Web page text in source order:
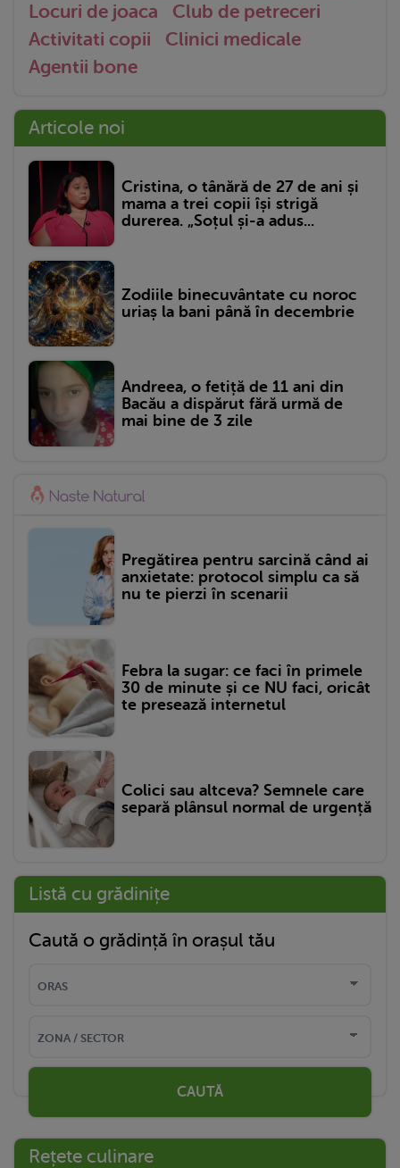
Locuri de joaca
Club de petreceri
Activitati copii
Clinici medicale
Agentii bone
Articole noi
Cristina, o tânără de 27 de ani și
mama a trei copii își strigă
durerea. „Soțul și-a adus...
Zodiile binecuvântate cu noroc
uriaș la bani până în decembrie
Andreea, o fetiță de 11 ani din
Bacău a dispărut fără urmă de
mai bine de 3 zile
Pregătirea pentru sarcină când ai
anxietate: protocol simplu ca să
nu te pierzi în scenarii
Febra la sugar: ce faci în primele
30 de minute și ce NU faci, oricât
te presează internetul
Colici sau altceva? Semnele care
separă plânsul normal de urgență
Listă cu grădinițe
Caută o grădință în orașul tău
CAUTĂ
Rețete culinare